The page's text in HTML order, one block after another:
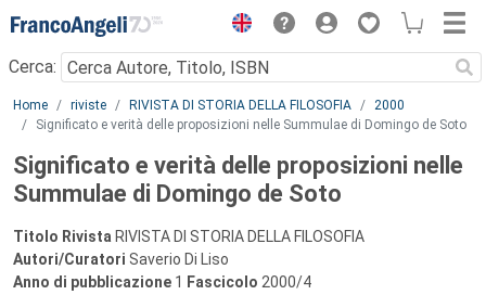
Menu
Cerca:
Main content
Home riviste RIVISTA DI STORIA DELLA FILOSOFIA
2000
Significato e verità delle proposizioni nelle Summulae di Domingo de Soto
Significato e verità delle proposizioni nelle
Summulae di Domingo de Soto
Titolo Rivista RIVISTA DI STORIA DELLA FILOSOFIA
Autori/Curatori Saverio Di Liso
Anno di pubblicazione 1 Fascicolo 2000/4